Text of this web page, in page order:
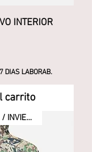
INTERIOR
DIAS LABORAB.
carrito
PRIMAVERA / OTOÑO / INVIERNO